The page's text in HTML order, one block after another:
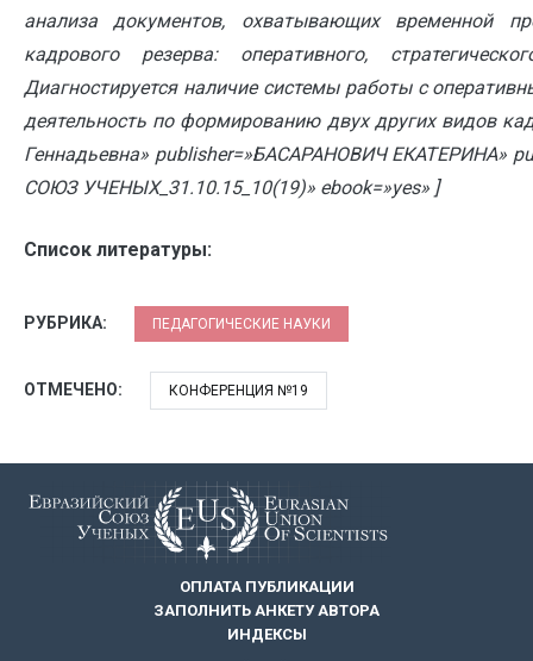
анализа документов, охватывающих временной
кадрового резерва: оперативного,
Диагностируется наличие системы работы с
деятельность по формированию двух других видов
Геннадьевна» publisher=»БАСАРАНОВИЧ ЕКАТЕРИНА»
СОЮЗ УЧЕНЫХ_31.10.15_10(19)» ebook=»yes» ]
Список литературы:
РУБРИКА: ПЕДАГОГИЧЕСКИЕ НАУКИ
ОТМЕЧЕНО: КОНФЕРЕНЦИЯ №19
ОПЛАТА ПУБЛИКАЦИИ
ЗАПОЛНИТЬ АНКЕТУ АВТОРА
ИНДЕКСЫ